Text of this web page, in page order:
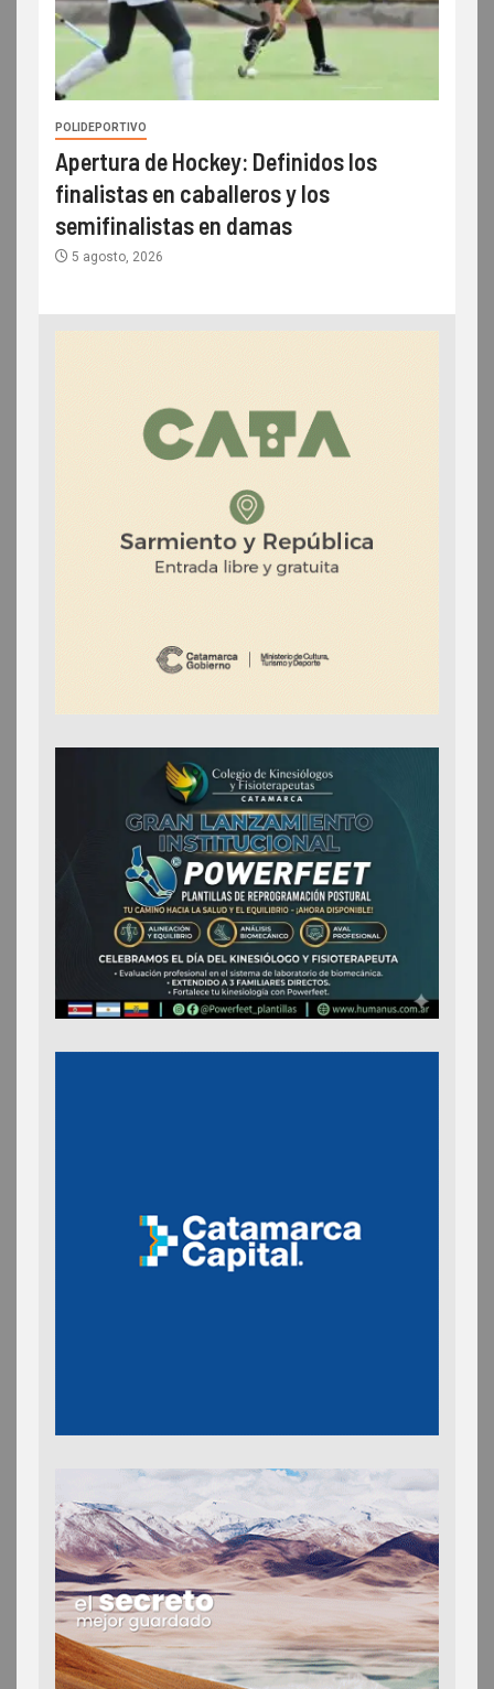
POLIDEPORTIVO
Apertura de Hockey: Definidos los
finalistas en caballeros y los
semifinalistas en damas
5 agosto, 2026